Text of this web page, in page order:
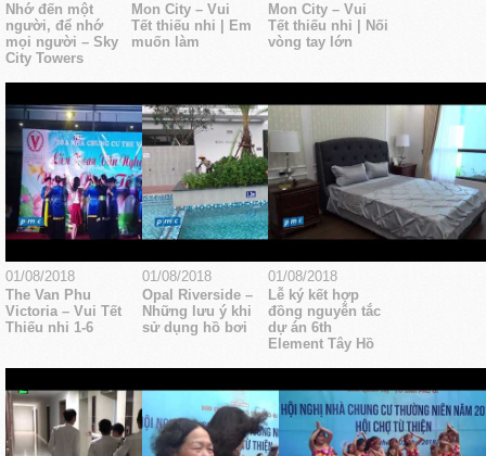
Nhớ đến một
người, để nhớ
mọi người – Sky
City Towers
Mon City – Vui
Tết thiếu nhi | Em
muốn làm
Mon City – Vui
Tết thiếu nhi | Nối
vòng tay lớn
01/08/2018
The Van Phu
Victoria – Vui Tết
Thiếu nhi 1-6
01/08/2018
Opal Riverside –
Những lưu ý khi
sử dụng hồ bơi
01/08/2018
Lễ ký kết hợp
đồng nguyễn tắc
dự án 6th
Element Tây Hồ